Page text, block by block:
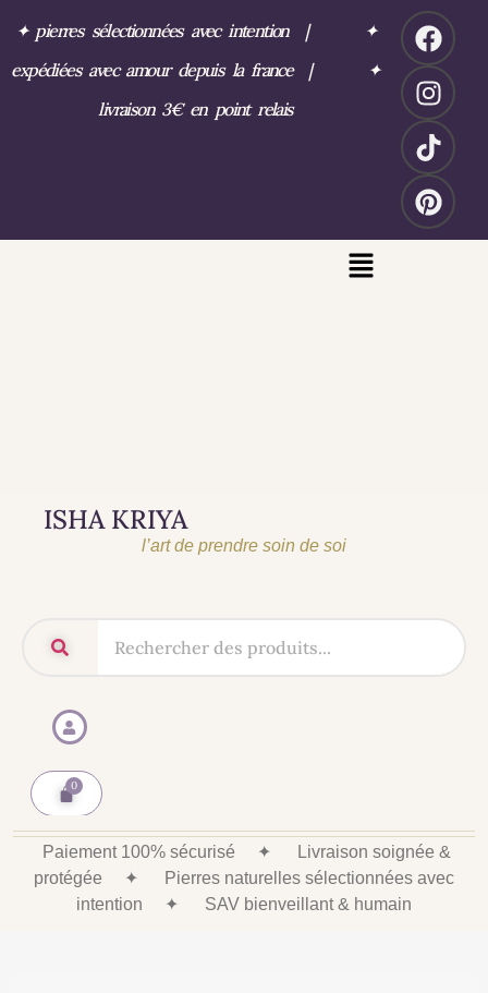
✦ pierres sélectionnées avec intention |
✦
expédiées avec amour depuis la france |
✦
livraison 3€ en point relais
ISHA KRIYA
l’art de prendre soin de soi
Paiement 100% sécurisé ✦
Livraison soignée &
protégée
✦
Pierres naturelles sélectionnées avec
intention
✦ SAV bienveillant & humain